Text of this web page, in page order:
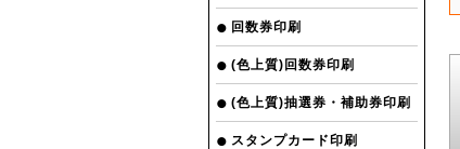
回数券印刷
(色上質)回数券印刷
(色上質)抽選券・補助券印刷
スタンプカード印刷